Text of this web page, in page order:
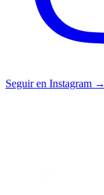
Seguir en Instagram →